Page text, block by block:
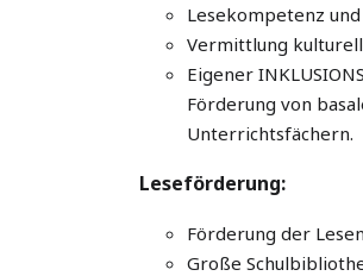
Lesekompetenz
Vermittlung
Eigener
Förderung von
Unterrichtsfächern.
Leseförderung:
Förderung der
Große